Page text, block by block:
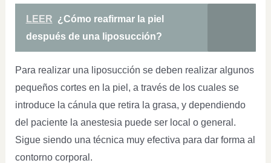
LEER ¿Cómo reafirmar la piel
después de una liposucción?
Para realizar una liposucción se deben realizar algunos
pequeños cortes en la piel, a través de los cuales se
introduce la cánula que retira la grasa, y dependiendo
del paciente la anestesia puede ser local o general.
Sigue siendo una técnica muy efectiva para dar forma al
contorno corporal.